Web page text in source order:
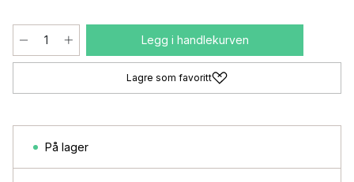
Legg i handlekurven
Lagre som favoritt
På lager